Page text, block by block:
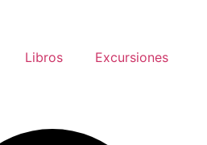
Libros Excursiones